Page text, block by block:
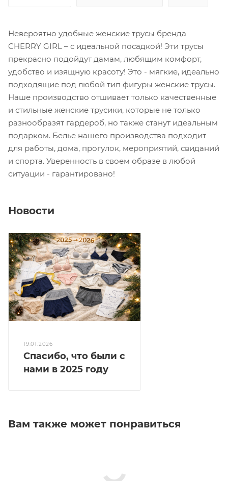
Невероятно удобные женские трусы бренда
CHERRY GIRL – с идеальной посадкой! Эти трусы
прекрасно подойдут дамам, любящим комфорт,
удобство и изящную красоту! Это - мягкие, идеально
подходящие под любой тип фигуры женские трусы.
Наше производство отшивает только качественные
и стильные женские трусики, которые не только
разнообразят гардероб, но также станут идеальным
подарком. Белье нашего производства подходит
для работы, дома, прогулок, мероприятий, свиданий
и спорта. Уверенность в своем образе в любой
ситуации - гарантировано!
Новости
19.01.2026
Спасибо, что были с
нами в 2025 году
Вам также может понравиться